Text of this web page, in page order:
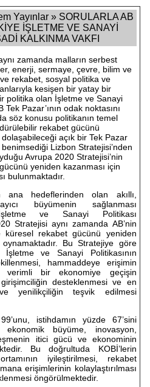
Yayınlar » SORULARLA AB
İŞLETME VE SANAYİ
KALKINMA VAKFI
zamanda malların serbest
enerji, sermaye, çevre, bilim ve
rekabet, sosyal politika ve
kesişen bir yatay bir
politika olan İşletme ve Sanayi
Pazar’ının odak noktasını
söz konusu politikanın temel
rekabet gücünü
açık bir Tek Pazar
benimsediği Lizbon Stratejisi’nden
Avrupa 2020 Stratejisi’nin
yeniden kazanması için
bulunmaktadır.
ana hedeflerinden olan akıllı,
büyümenin sağlanması
ve Sanayi Politikası
Stratejisi aynı zamanda AB’nin
küresel rekabet gücünü yeniden
Bu Stratejiye göre
İşletme ve Sanayi Politikasının
hammaddeye erişimin
verimli bir ekonomiye geçişin
desteklenmesi ve en
yenilikçiliğin teşvik edilmesi
istihdamın yüzde 67’sini
ekonomik büyüme, inovasyon,
itici gücü ve ekonominin
Bu doğrultuda KOBİ’lerin
iyileştirilmesi, rekabet
erişimlerinin kolaylaştırılması
öngörülmektedir.